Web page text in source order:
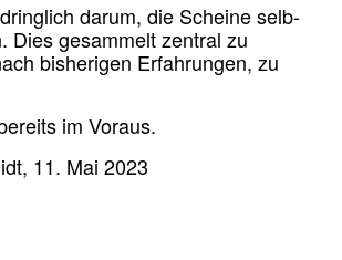
darum, die Scheine selb­
Dies gesam­melt zen­tral zu
bish­eri­gen Erfahrun­gen, zu
im Voraus.
11. Mai 2023